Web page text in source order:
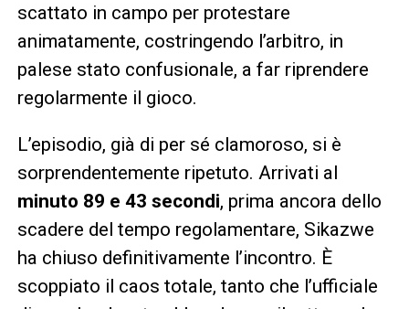
scattato in campo per protestare
animatamente, costringendo l’arbitro, in
palese stato confusionale, a far riprendere
regolarmente il gioco.
L’episodio, già di per sé clamoroso, si è
sorprendentemente ripetuto. Arrivati al
minuto 89 e 43 secondi, prima ancora dello
scadere del tempo regolamentare, Sikazwe
ha chiuso definitivamente l’incontro. È
scoppiato il caos totale, tanto che l’ufficiale